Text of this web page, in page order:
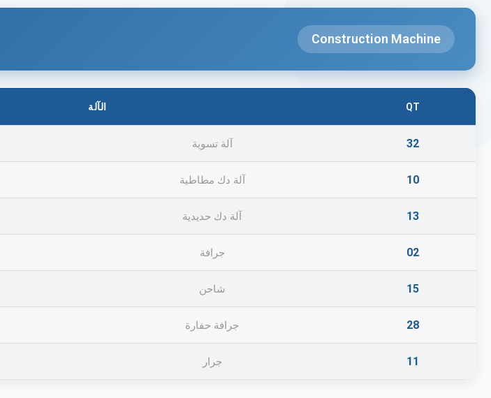
Construction Machine
الآلة QT
آلة تسوية 32
آلة دك مطاطية 10
آلة دك حديدية 13
جرافة 02
شاحن 15
جرافة حفارة 28
جرار 11